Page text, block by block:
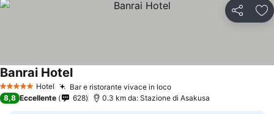
Condividi
5 Stelle Hotel Bar e ristorante vivace in loco
Banrai Hotel
8,8 Eccellente 628 0.3 km da: Stazione di Asakusa